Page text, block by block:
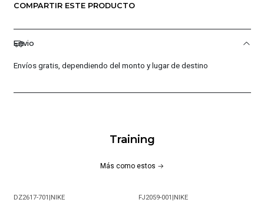
superficies, brindando una sujeción confiable en cualquier
entorno. Composición: Capellada: Sintético 17% Textil 83%,
COMPARTIR ESTE PRODUCTO
Envio
Envíos gratis, dependiendo del monto y lugar de destino
Training
Más como estos
DZ2617-701 |NIKE FJ2059-001 |NIKE